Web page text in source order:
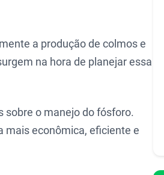
a produção de colmos e
na hora de planejar essa
sobre o manejo do fósforo.
mais econômica, eficiente e